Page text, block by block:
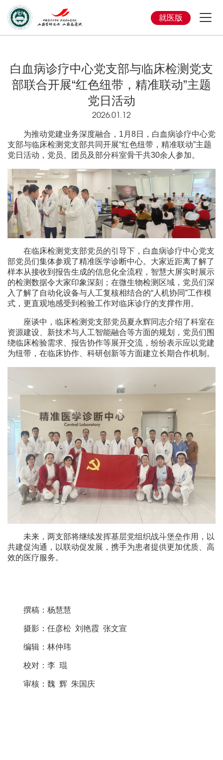
就医版
白血病诊疗中心党支部与临床检测党支
部联合开展“红色纽带，精准联动”主题
党日活动
2026.01.12
为推动党建业务深度融合，1月8日，白血病诊疗中心党
支部与临床检测党支部共同开展“红色纽带，精准联动”主题
党日活动，党员、团员及部分科室骨干共30余人参加。
在临床检测党支部党员的引导下，白血病诊疗中心党支
部党员们集体参观了精准医学诊断中心。大家近距离了解了
样本从接收到报告生成的信息化全流程，智慧大屏实时展示
的检测数据令大家印象深刻；在微生物检测区域，党员们深
入了解了自动化设备与人工复核相结合的“人机协同”工作模
式，更直观地感受到检验工作对临床诊疗的支撑作用。
座谈中，临床检测党支部党员夏永辉同志介绍了科室在
资源建设、新技术与人工智能融合等方面的规划，党员们围
绕临床检验需求、报告协作等展开交流，纷纷表示应以党建
为纽带，在临床协作、科研创新等方面建立长期合作机制。
未来，两支部将继续发挥基层党组织战斗堡垒作用，以
共建促沟通，以联动促发展，携手为患者提供更加优质、高
效的医疗服务。
撰稿：杨慧慧
摄影：任彦松 刘艳霞 张文宣
编辑：林仲玮
校对：李 琨
审核：魏 辉 朱国庆